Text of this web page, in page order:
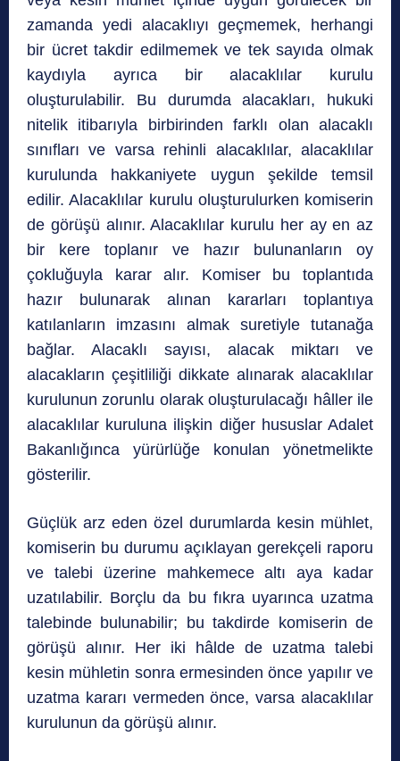
zamanda yedi alacaklıyı geçmemek, herhangi
bir ücret takdir edilmemek ve tek sayıda olmak
kaydıyla ayrıca bir alacaklılar kurulu
oluşturulabilir. Bu durumda alacakları, hukuki
nitelik itibarıyla birbirinden farklı olan alacaklı
sınıfları ve varsa rehinli alacaklılar, alacaklılar
kurulunda hakkaniyete uygun şekilde temsil
edilir. Alacaklılar kurulu oluşturulurken komiserin
de görüşü alınır. Alacaklılar kurulu her ay en az
bir kere toplanır ve hazır bulunanların oy
çokluğuyla karar alır. Komiser bu toplantıda
hazır bulunarak alınan kararları toplantıya
katılanların imzasını almak suretiyle tutanağa
bağlar. Alacaklı sayısı, alacak miktarı ve
alacakların çeşitliliği dikkate alınarak alacaklılar
kurulunun zorunlu olarak oluşturulacağı hâller ile
alacaklılar kuruluna ilişkin diğer hususlar Adalet
Bakanlığınca yürürlüğe konulan yönetmelikte
gösterilir.
Güçlük arz eden özel durumlarda kesin mühlet,
komiserin bu durumu açıklayan gerekçeli raporu
ve talebi üzerine mahkemece altı aya kadar
uzatılabilir. Borçlu da bu fıkra uyarınca uzatma
talebinde bulunabilir; bu takdirde komiserin de
görüşü alınır. Her iki hâlde de uzatma talebi
kesin mühletin sonra ermesinden önce yapılır ve
uzatma kararı vermeden önce, varsa alacaklılar
kurulunun da görüşü alınır.